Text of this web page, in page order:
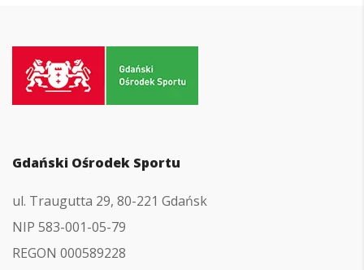
strony
Gdański Ośrodek Sportu
ul. Traugutta 29, 80-221 Gdańsk
NIP 583-001-05-79
REGON 000589228